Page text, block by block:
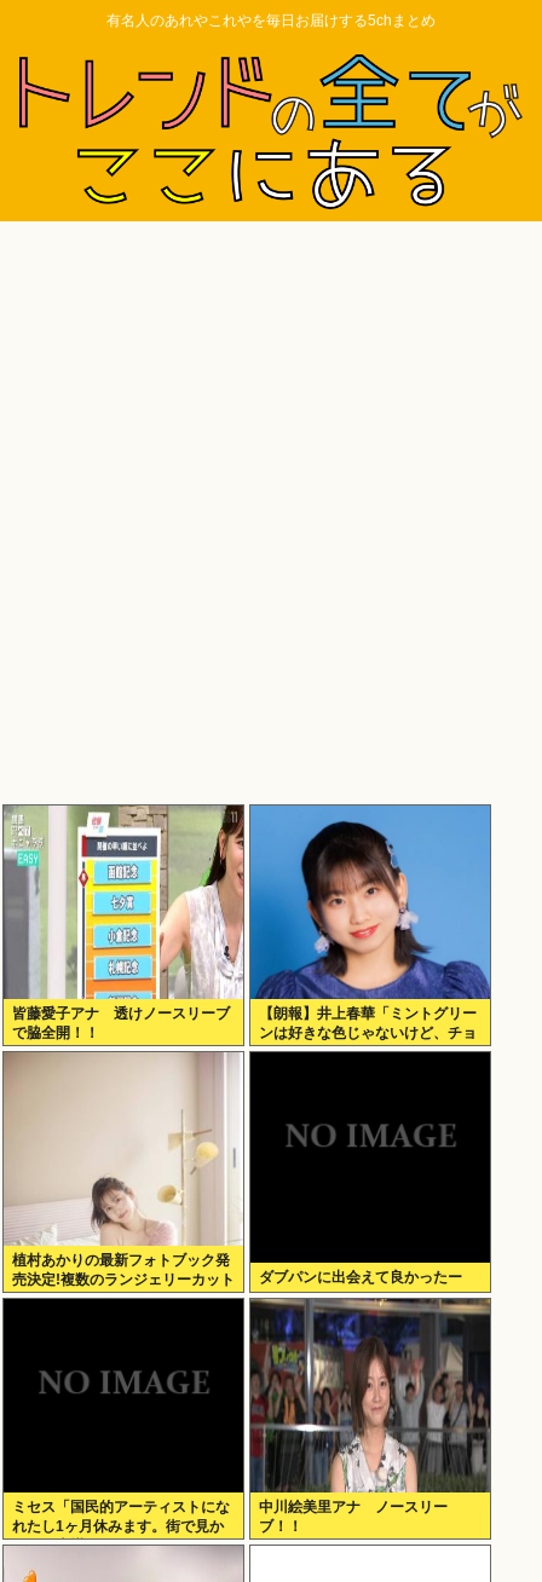
有名人のあれやこれやを毎日お届けする5chまとめ
皆藤愛子アナ 透けノースリーブ
で脇全開！！
【朗報】井上春華「ミントグリー
ンは好きな色じゃないけど、チョ
コミントは好きなのでまぁいいか
植村あかりの最新フォトブック発
売決定!複数のランジェリーカット
あり
ダブパンに出会えて良かったー
ミセス「国民的アーティストにな
れたし1ヶ月休みます。街で見か
けても声掛けないでね」
中川絵美里アナ ノースリー
ブ！！